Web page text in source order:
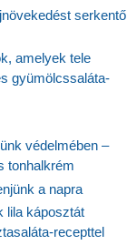
serkentő
amelyek tele
gyümölcssaláta-
védelmében –
tonhalkrém
a napra
lila káposztát
recepttel